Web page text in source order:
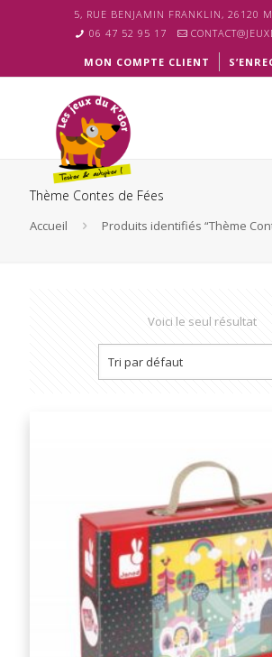
5, RUE BENJAMIN FRANKLIN, 26120
06 47 52 95 17
MON COMPTE CLIENT
Thème Contes de Fées
Accueil Produits identifiés “Thème
Voici le seul résultat